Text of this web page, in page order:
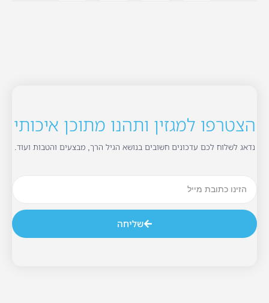
הצטרפו למגזין ותהנו מתוכן איכותי
נדאג לשלוח לכם עדכונים חשובים בנושא הגיל הרך, מבצעים והטבות ועוד.
שליחה